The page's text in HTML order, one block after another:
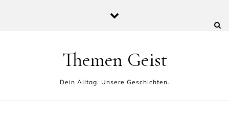
Themen Geist
Dein Alltag. Unsere Geschichten.